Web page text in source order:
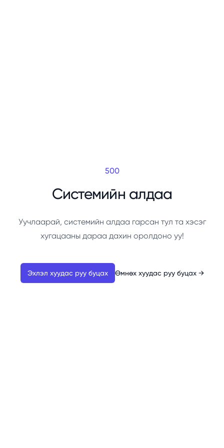
500
Системийн алдаа
Уучлаарай, системийн алдаа гарсан тул та хэсэг
хугацааны дараа дахин оролдоно уу!
Эхлэл хуудас руу буцах Өмнөх хуудас руу буцах →